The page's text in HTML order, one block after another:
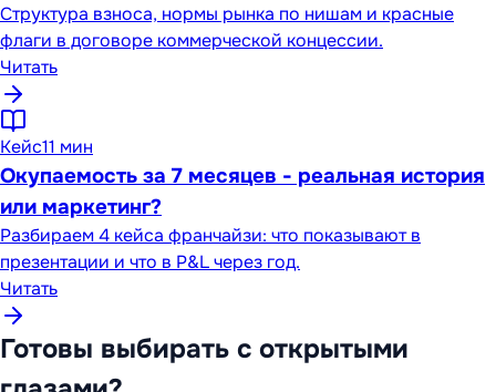
Структура взноса, нормы рынка по нишам и красные
флаги в договоре коммерческой концессии.
Читать
Кейс11 мин
Окупаемость за 7 месяцев - реальная история
или маркетинг?
Разбираем 4 кейса франчайзи: что показывают в
презентации и что в P&L через год.
Читать
Готовы выбирать с открытыми